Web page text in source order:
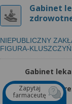
Gabinet
NIEPUBLICZNY
FIGURA-
Gabinet
Zapytaj
farmaceutę